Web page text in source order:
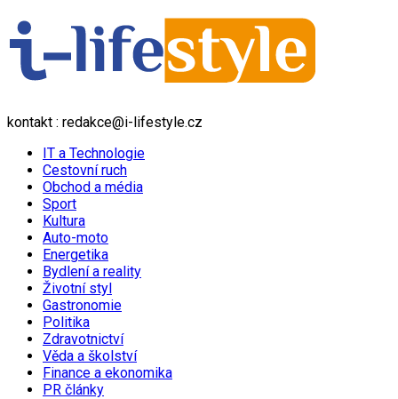
kontakt : redakce@i-lifestyle.cz
IT a Technologie
Cestovní ruch
Obchod a média
Sport
Kultura
Auto-moto
Energetika
Bydlení a reality
Životní styl
Gastronomie
Politika
Zdravotnictví
Věda a školství
Finance a ekonomika
PR články